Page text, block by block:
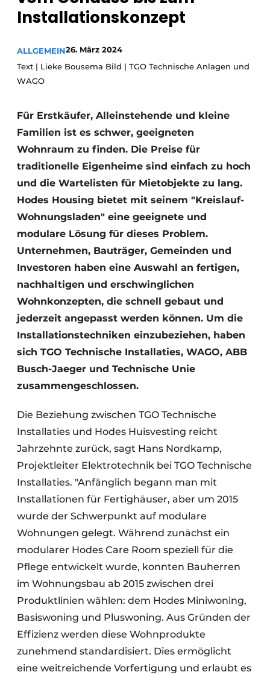
Podcasts
GeschichteMetadaten
Ein Stellenangebot registrieren
Videos
Glas
Installationskonzept
ALLGEMEIN26. März 2024
Text | Lieke Bousema Bild | TGO Technische Anlagen und
WAGO
Für Erstkäufer, Alleinstehende und kleine
Familien ist es schwer, geeigneten
Wohnraum zu finden. Die Preise für
traditionelle Eigenheime sind einfach zu hoch
und die Wartelisten für Mietobjekte zu lang.
Hodes Housing bietet mit seinem "Kreislauf-
Wohnungsladen" eine geeignete und
modulare Lösung für dieses Problem.
Unternehmen, Bauträger, Gemeinden und
Investoren haben eine Auswahl an fertigen,
nachhaltigen und erschwinglichen
Wohnkonzepten, die schnell gebaut und
jederzeit angepasst werden können. Um die
Installationstechniken einzubeziehen, haben
sich TGO Technische Installaties, WAGO, ABB
Busch-Jaeger und Technische Unie
zusammengeschlossen.
Die Beziehung zwischen TGO Technische
Installaties und Hodes Huisvesting reicht
Jahrzehnte zurück, sagt Hans Nordkamp,
Projektleiter Elektrotechnik bei TGO Technische
Installaties. "Anfänglich begann man mit
Installationen für Fertighäuser, aber um 2015
wurde der Schwerpunkt auf modulare
Wohnungen gelegt. Während zunächst ein
modularer Hodes Care Room speziell für die
Pflege entwickelt wurde, konnten Bauherren
im Wohnungsbau ab 2015 zwischen drei
Produktlinien wählen: dem Hodes Miniwoning,
Basiswoning und Pluswoning. Aus Gründen der
Effizienz werden diese Wohnprodukte
zunehmend standardisiert. Dies ermöglicht
eine weitreichende Vorfertigung und erlaubt es